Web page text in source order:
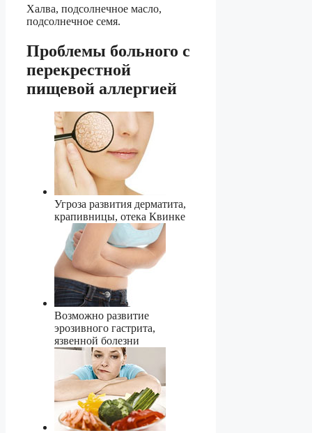
Халва, подсолнечное масло,
подсолнечное семя.
Проблемы больного с
перекрестной
пищевой аллергией
Угроза развития дерматита,
крапивницы, отека Квинке
Возможно развитие
эрозивного гастрита,
язвенной болезни